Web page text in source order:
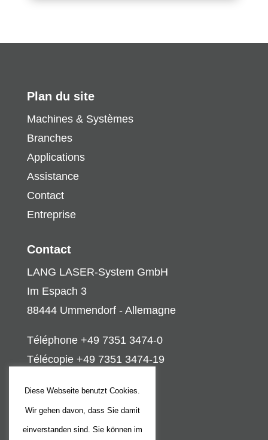
Plan du site
Machines & Systèmes
Branches
Applications
Assistance
Contact
Entreprise
Contact
LANG LASER-System GmbH
Im Espach 3
88444 Ummendorf - Allemagne
Téléphone +49 7351 3474-0
Télécopie +49 7351 3474-19
Aspects juridiques
Mentions légales
Diese Webseite benutzt Cookies.
Wir gehen davon, dass Sie damit
einverstanden sind. Sie können im